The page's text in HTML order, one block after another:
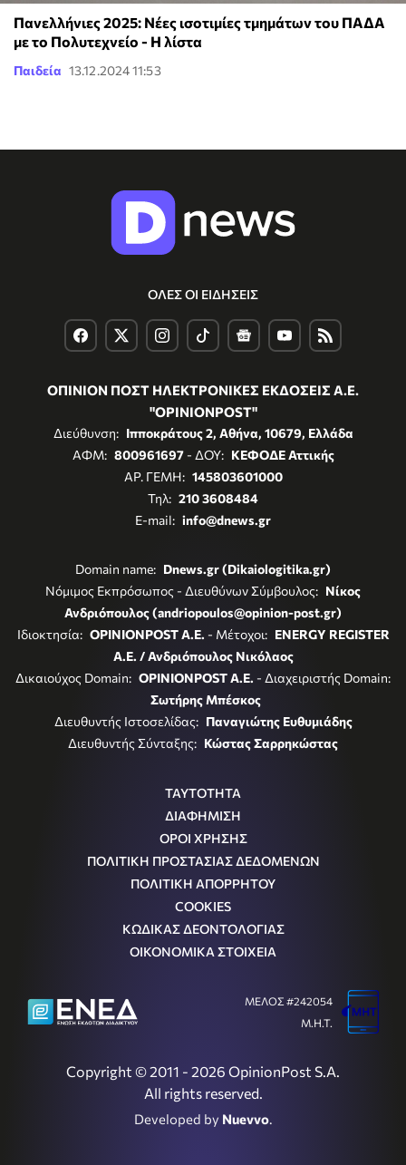
Πανελλήνιες 2025: Νέες ισοτιμίες τμημάτων του ΠΑΔΑ
με τo Πολυτεχνείο - Η λίστα
Παιδεία 13.12.2024 11:53
ΟΛΕΣ ΟΙ ΕΙΔΗΣΕΙΣ
ΟΠΙΝΙΟΝ ΠΟΣΤ ΗΛΕΚΤΡΟΝΙΚΕΣ ΕΚΔΟΣΕΙΣ Α.Ε.
"OPINIONPOST"
Διεύθυνση: Ιπποκράτους 2, Αθήνα, 10679, Ελλάδα
ΑΦΜ: 800961697- ΔΟΥ: ΚΕΦΟΔΕ Αττικής
ΑΡ. ΓΕΜΗ: 145803601000
Τηλ: 210 3608484
E-mail: info@dnews.gr
Domain name: Dnews.gr (Dikaiologitika.gr)
Νόμιμος Εκπρόσωπος - Διευθύνων Σύμβουλος: Νίκος
Ανδριόπουλος (andriopoulos@opinion-post.gr)
Ιδιοκτησία: OPINIONPOST A.E. - Μέτοχοι: ENERGY REGISTER
Α.Ε. / Ανδριόπουλος Νικόλαος
Δικαιούχος Domain: OPINIONPOST A.E. - Διαχειριστής Domain:
Σωτήρης Μπέσκος
Διευθυντής Ιστοσελίδας: Παναγιώτης Ευθυμιάδης
Διευθυντής Σύνταξης: Κώστας Σαρρηκώστας
ΤΑΥΤΟΤΗΤΑ
ΔΙΑΦΗΜΙΣΗ
ΟΡΟΙ ΧΡΗΣΗΣ
ΠΟΛΙΤΙΚΗ ΠΡΟΣΤΑΣΙΑΣ ΔΕΔΟΜΕΝΩΝ
ΠΟΛΙΤΙΚΗ ΑΠΟΡΡΗΤΟΥ
COOKIES
ΚΩΔΙΚΑΣ ΔΕΟΝΤΟΛΟΓΙΑΣ
ΟΙΚΟΝΟΜΙΚΑ ΣΤΟΙΧΕΙΑ
Copyright © 2011 - 2026 OpinionPost S.A.
All rights reserved.
Developed by Nuevvo.
ΜΕΛΟΣ #242054
Μ.Η.Τ.